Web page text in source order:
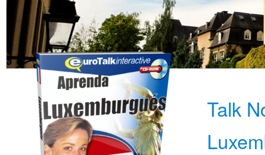
Talk